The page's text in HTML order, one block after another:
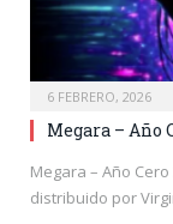
6 FEBRERO, 2026
Megara – Año
Megara – Año
distribuido por